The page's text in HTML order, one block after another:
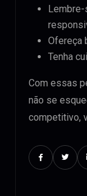
Lembre-
Ofereça
Tenha
Com essas
não se
competitivo,